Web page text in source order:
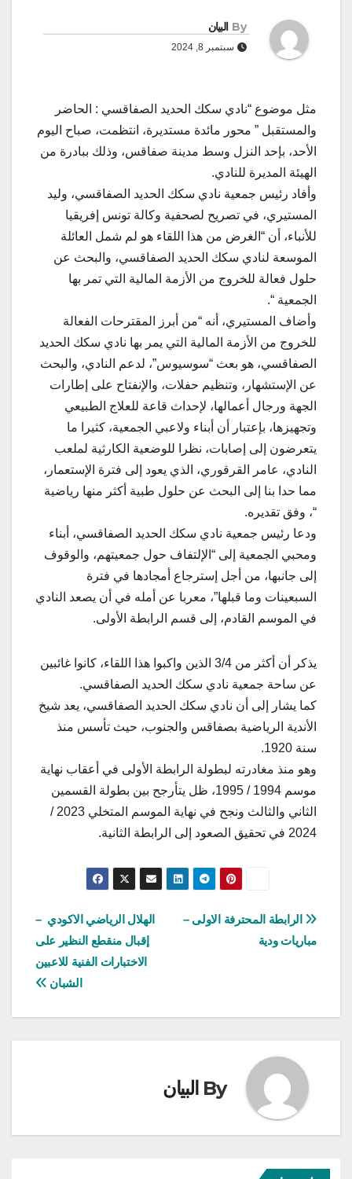
By البيان
سبتمبر 8, 2024
مثل موضوع “نادي سكك الحديد الصفاقسي : الحاضر
والمستقبل ” محور مائدة مستديرة، انتظمت، صباح اليوم
الأحد، بإحد النزل وسط مدينة صفاقس، وذلك ببادرة من
الهيئة المديرة للنادي.
وأفاد رئيس جمعية نادي سكك الحديد الصفاقسي، وليد
المستيري، في تصريح لصحفية وكالة تونس إفريقيا
للأنباء، أن “الغرض من هذا اللقاء هو لم شمل العائلة
الموسعة لنادي سكك الحديد الصفاقسي، والبحث عن
حلول فعالة للخروج من الأزمة المالية التي تمر بها
الجمعية “.
وأضاف المستيري، أنه “من أبرز المقترحات الفعالة
للخروج من الأزمة المالية التي يمر بها نادي سكك الحديد
الصفاقسي، هو بعث “سوسيوس”، لدعم النادي، والبحث
عن الإستشهار، وتنظيم حفلات، والإنفتاح على إطارات
الجهة ورجال أعمالها، لإحداث قاعة للعلاج الطبيعي
وتجهيزها، بإعتبار أن أبناء ولاعبي الجمعية، كثيرا ما
يتعرضون إلى إصابات، نظرا للوضعية الكارثية لملعب
النادي، عامر القرقوري، الذي يعود إلى فترة الإستعمار،
مما حدا بنا إلى البحث عن حلول طبية أكثر منها رياضية
“، وفق تقديره.
ودعا رئيس جمعية نادي سكك الحديد الصفاقسي، أبناء
ومحبي الجمعية إلى “الإلتفاف حول جمعيتهم، والوقوف
إلى جانبها، من أجل إسترجاع أمجادها في فترة
السبعينات وما قبلها”، معربا عن أمله في أن يصعد النادي
في الموسم القادم، إلى قسم الرابطة الأولى.
يذكر أن أكثر من 3/4 الذين واكبوا هذا اللقاء، كانوا غائبين
عن ساحة جمعية نادي سكك الحديد الصفاقسي.
كما يشار إلى أن نادي سكك الحديد الصفاقسي، يعد شيخ
الأندية الرياضية بصفاقس والجنوب، حيث تأسس منذ
سنة 1920.
وهو منذ مغادرته لبطولة الرابطة الأولى في أعقاب نهاية
موسم 1994 / 1995، ظل يتأرجح بين بطولة القسمين
الثاني والثالث ونجح في نهاية الموسم المتخلي 2023 /
2024 في تحقيق الصعود إلى الرابطة الثانية.
تصفّح
المقالات
الهلال الرياضي الاكودي –
إقبال منقطع النظير على
الاختبارات الفنية للاعبين
الشبان
الرابطة المحترفة الاولى –
مباريات ودية
By البيان